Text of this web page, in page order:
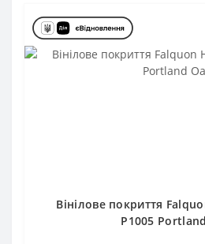
Вінілове покриття
P1005